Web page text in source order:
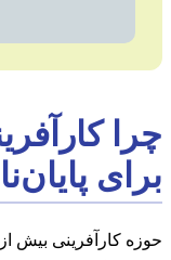
چرا
برای
حوزه کارآفرینی بیش